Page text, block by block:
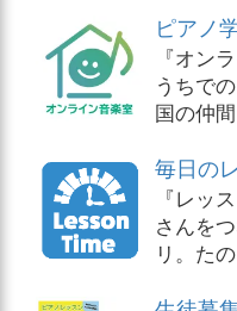
ピアノ
『オン
うちで
国の仲
毎日の
『レッ
さんを
リ。た